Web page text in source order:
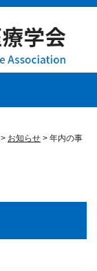
> お知らせ > 年内の事